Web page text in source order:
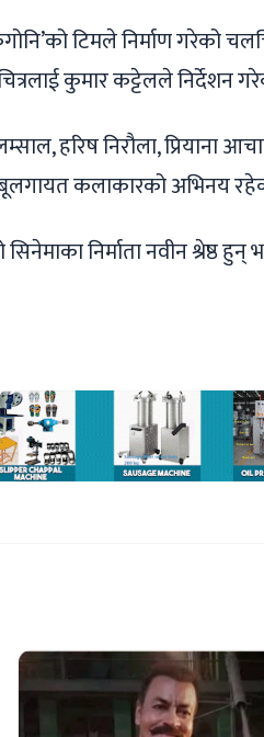
टिमले निर्माण गरेको
कुमार कट्टेलले निर्देशन
हरिष निरौला, प्रियाना
कलाकारको अभिनय
निर्माता नवीन श्रेष्ठ